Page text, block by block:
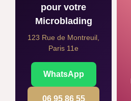
pour votre
Microblading
123 Rue de Montreuil,
Paris 11e
WhatsApp
06 95 86 55